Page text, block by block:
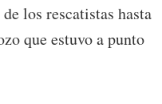
los rescatistas hasta
que estuvo a punto